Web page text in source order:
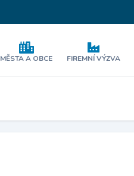
MĚSTA A OBCE FIREMNÍ VÝZVA